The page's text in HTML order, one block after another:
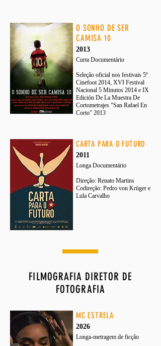
O SONHO DE SER
CAMISA 10
2013
Curta Documentário
Seleção oficial nos festivais 5º
Cinefoot 2014, XVI Festival
Nacional 5 Minutos 2014 e IX
Edición De La Muestra De
Cortometrajes "San Rafael En
Corto" 2013
CARTA PARA O FUTURO
2011
Longa Documentário
Direção: Renato Martins
Codireção: Pedro von Krüger e
Lula Carvalho​​
FILMOGRAFIA DIRETOR DE
FOTOGRAFIA
MC ESTRELA
2026
Longa-metragem de ficção